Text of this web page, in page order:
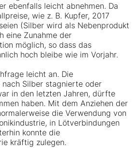
ebenfalls leicht abnehmen. Da
wie z. B. Kupfer, 2017
(Silber wird als Nebenprodukt
eine Zunahme der
möglich, so dass das
hoch bleibe wie im Vorjahr.
leicht an. Die
Silber stagnierte oder
in den letzten Jahren, dürfte
haben. Mit dem Anziehen der
die Verwendung von
in Lötverbindungen
konnte die
kräftig zulegen.